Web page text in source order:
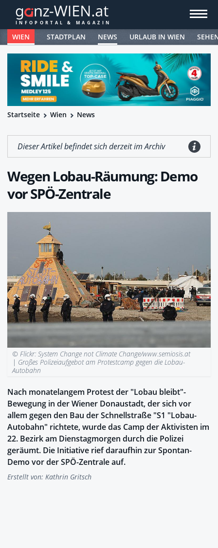
WIEN STADTPLAN NEWS URLAUB IN WIEN
Startseite Wien News
Dieser Artikel befindet sich derzeit im Archiv
Wegen Lobau-Räumung: Demo
vor SPÖ-Zentrale
© Flickr: System Change not Climate Change/www.semiosis.at
| Großes Polizeiaufgebot am Protestcamp gegen die Lobau-
Autobahn
Nach monatelangem Protest der "Lobau bleibt"-
Bewegung in der Wiener Donaustadt, der sich vor
allem gegen den Bau der Schnellstraße "S1 "Lobau-
Autobahn" richtete, wurde das Camp der Aktivisten im
22. Bezirk am Dienstagmorgen durch die Polizei
geräumt. Die Initiative rief daraufhin zur Spontan-
Demo vor der SPÖ-Zentrale auf.
Erstellt von: Kathrin Gritsch